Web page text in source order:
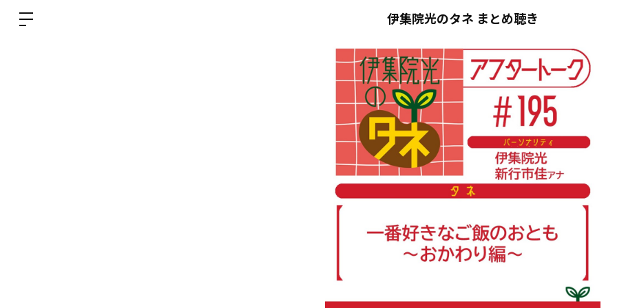
伊集院光のタネ まとめ聴き